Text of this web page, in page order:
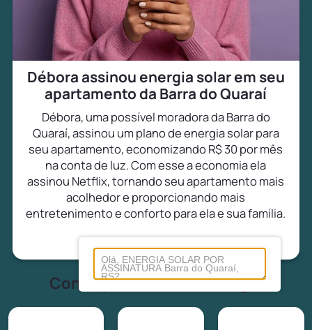
Débora assinou energia solar em seu
apartamento da Barra do Quaraí
Débora, uma possível moradora da Barra do
Quaraí, assinou um plano de energia solar para
seu apartamento, economizando R$ 30 por mês
na conta de luz. Com esse a economia ela
assinou Netflix, tornando seu apartamento mais
acolhedor e proporcionando mais
entretenimento e conforto para ela e sua família.
Conheça tudo sobre energia